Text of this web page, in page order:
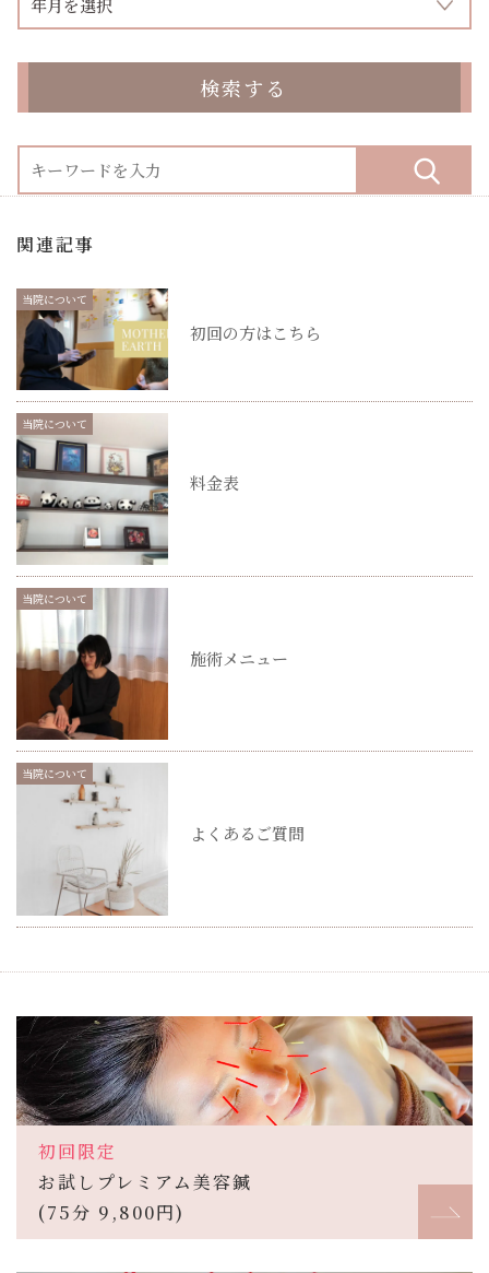
検索する
関連記事
当院について
初回の方はこちら
当院について
料金表
当院について
施術メニュー
当院について
よくあるご質問
初回限定
お試しプレミアム美容鍼
(75分 9,800円)